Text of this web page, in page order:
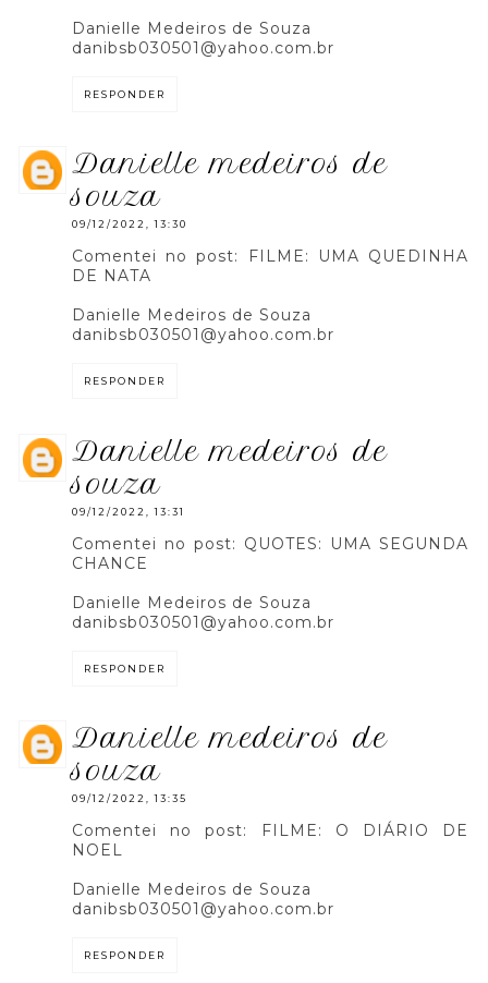
Danielle Medeiros de Souza
danibsb030501@yahoo.com.br
RESPONDER
danielle medeiros de
souza
09/12/2022, 13:30
Comentei no post: FILME: UMA QUEDINHA
DE NATA
Danielle Medeiros de Souza
danibsb030501@yahoo.com.br
RESPONDER
danielle medeiros de
souza
09/12/2022, 13:31
Comentei no post: QUOTES: UMA SEGUNDA
CHANCE
Danielle Medeiros de Souza
danibsb030501@yahoo.com.br
RESPONDER
danielle medeiros de
souza
09/12/2022, 13:35
Comentei no post: FILME: O DIÁRIO DE
NOEL
Danielle Medeiros de Souza
danibsb030501@yahoo.com.br
RESPONDER